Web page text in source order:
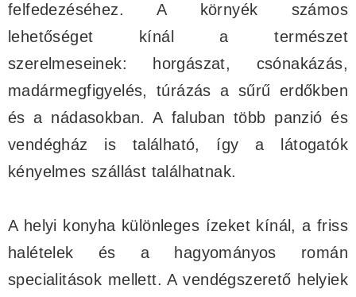
felfedezéséhez. A környék számos
lehetőséget kínál a természet
szerelmeseinek: horgászat, csónakázás,
madármegfigyelés, túrázás a sűrű erdőkben
és a nádasokban. A faluban több panzió és
vendégház is található, így a látogatók
kényelmes szállást találhatnak.
A helyi konyha különleges ízeket kínál, a friss
halételek és a hagyományos román
specialitások mellett. A vendégszerető helyiek